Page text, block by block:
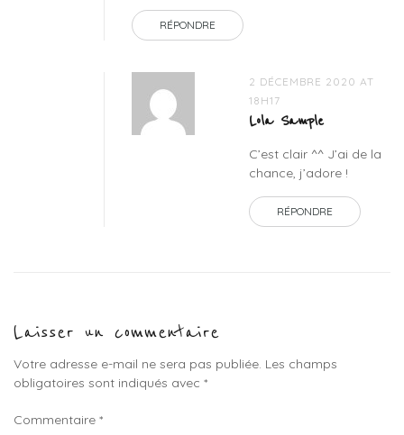
RÉPONDRE
2 DÉCEMBRE 2020 AT
18H17
Lola Sample
C’est clair ^^ J’ai de la
chance, j’adore !
RÉPONDRE
Laisser un commentaire
Votre adresse e-mail ne sera pas publiée. Les champs
obligatoires sont indiqués avec *
Commentaire *